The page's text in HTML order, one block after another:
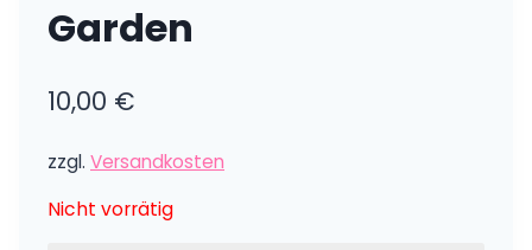
Garden
10,00 €
zzgl. Versandkosten
Nicht vorrätig